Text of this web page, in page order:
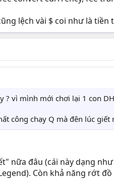
lệch vài $ coi như là
vì mình mới chơi lại 1 con
công chạy Q mà đên lúc giết
nữa đâu (cái này dạng
Còn khả năng rớt